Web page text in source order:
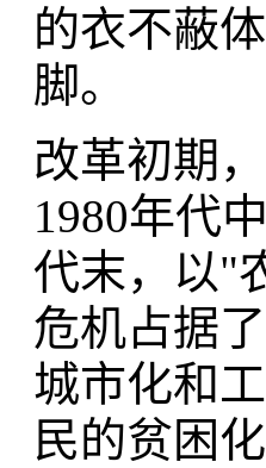
的衣不蔽
脚。
改革初期
1980年代
代末，以"
危机占据
城市化和
民的贫困